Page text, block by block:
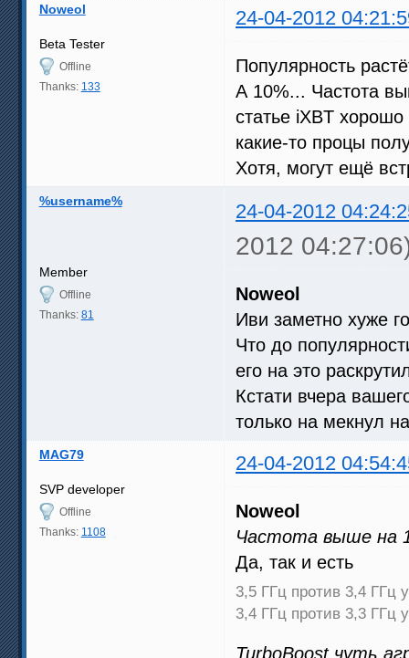
Noweol 24-04-2012
Beta Tester
Offline
Thanks: 133
Популярность
А 10%... Частота
статье iXBT
какие-то процы
Хотя, могут ещё
%username% 24-04-2012
2012
Member
Offline
Thanks: 81
Noweol
Иви заметно хуже
Что до
его на это
Кстати вчера
только на мекнул
MAG79 24-04-2012
SVP developer
Offline
Thanks: 1108
Noweol
Частота выше на
Да, так и есть
3,5 ГГц против 3,4 ГГц
3,4 ГГц против 3,3 ГГц
TurboBoost чуть